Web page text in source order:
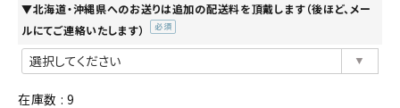
▼北海道・沖縄県へのお送りは追加の配送料を頂戴します（後ほど、メー
ルにてご連絡いたします）
在庫数
9